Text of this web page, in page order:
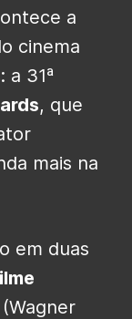
a
cinema
a 31ª
, que
mais na
em duas
(Wagner